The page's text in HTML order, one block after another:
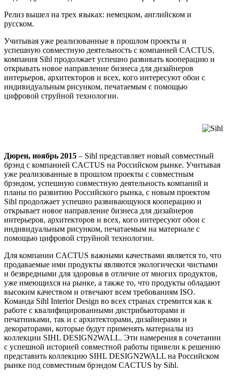
Релиз вышел на трех языках: немецком, английском и
русском.
Учитывая уже реализованные в прошлом проекты и
успешную совместную деятельность с компанией CACTUS,
компания Sihl продолжает успешно развивать кооперацию и
открывать новое направление бизнеса для дизайнеров
интерьеров, архитекторов и всех, кого интересуют обои с
индивидуальным рисунком, печатаемым с помощью
цифровой струйной технологии.
Дюрен, ноябрь 2015 – Sihl представляет новый совместный
брэнд с компанией CACTUS на Российском рынке. Учитывая
уже реализованные в прошлом проекты с совместным
брэндом, успешную совместную деятельность компаний и
планы по развитию Российского рынка, с новым проектом
Sihl продолжает успешно развивающуюся кооперацию и
открывает новое направление бизнеса для дизайнеров
интерьеров, архитекторов и всех, кого интересуют обои с
индивидуальным рисунком, печатаемым на материале с
помощью цифровой струйной технологии.
Для компании CACTUS важными качествами является то, что
продаваемые ими продукты являются экологически чистыми
и безвредными для здоровья в отличие от многих продуктов,
уже имеющихся на рынке, а также то, что продукты обладают
высоким качеством и отвечают всем требованиям ISO.
Команда Sihl Interior Design во всех странах стремится как к
работе с квалифицированными дистрибьюторами и
печатниками, так и с архитекторами, дизайнерами и
декораторами, которые будут применять материалы из
коллекции SIHL DESIGN2WALL. Эти намерения в сочетании
с успешной историей совместной работы привели к решению
представить коллекцию SIHL DESIGN2WALL на Российском
рынке под совместным брэндом CACTUS by Sihl.